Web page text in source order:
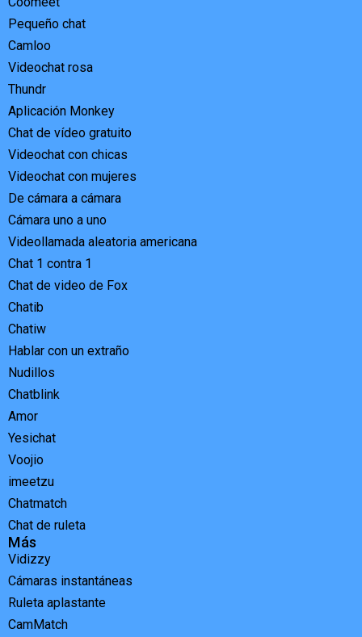
Pequeño chat
Camloo
Videochat rosa
Thundr
Aplicación Monkey
Chat de vídeo gratuito
Videochat con chicas
Videochat con mujeres
De cámara a cámara
Cámara uno a uno
Videollamada aleatoria americana
Chat 1 contra 1
Chat de video de Fox
Chatib
Chatiw
Hablar con un extraño
Nudillos
Chatblink
Amor
Yesichat
Voojio
imeetzu
Chatmatch
Chat de ruleta
Más
Vidizzy
Cámaras instantáneas
Ruleta aplastante
CamMatch